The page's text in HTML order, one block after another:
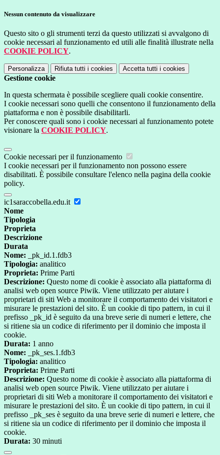
Nessun contenuto da visualizzare
Questo sito o gli strumenti terzi da questo utilizzati si avvalgono di
cookie necessari al funzionamento ed utili alle finalità illustrate nella
COOKIE POLICY.
Personalizza Rifiuta tutti i cookies Accetta tutti i cookies
Gestione cookie
In questa schermata è possibile scegliere quali cookie consentire.
I cookie necessari sono quelli che consentono il funzionamento della
piattaforma e non è possibile disabilitarli.
Per conoscere quali sono i cookie necessari al funzionamento potete
visionare la COOKIE POLICY.
Cookie necessari per il funzionamento
I cookie necessari per il funzionamento non possono essere
disabilitati. È possibile consultare l'elenco nella pagina della cookie
policy.
ic1saraccobella.edu.it
Nome
Tipologia
Proprieta
Descrizione
Durata
Nome: _pk_id.1.fdb3
Tipologia: analitico
Proprieta: Prime Parti
Descrizione: Questo nome di cookie è associato alla piattaforma di
analisi web open source Piwik. Viene utilizzato per aiutare i
proprietari di siti Web a monitorare il comportamento dei visitatori e
misurare le prestazioni del sito. È un cookie di tipo pattern, in cui il
prefisso _pk_id è seguito da una breve serie di numeri e lettere, che
si ritiene sia un codice di riferimento per il dominio che imposta il
cookie.
Durata: 1 anno
Nome: _pk_ses.1.fdb3
Tipologia: analitico
Proprieta: Prime Parti
Descrizione: Questo nome di cookie è associato alla piattaforma di
analisi web open source Piwik. Viene utilizzato per aiutare i
proprietari di siti Web a monitorare il comportamento dei visitatori e
misurare le prestazioni del sito. È un cookie di tipo pattern, in cui il
prefisso _pk_ses è seguito da una breve serie di numeri e lettere, che
si ritiene sia un codice di riferimento per il dominio che imposta il
cookie.
Durata: 30 minuti